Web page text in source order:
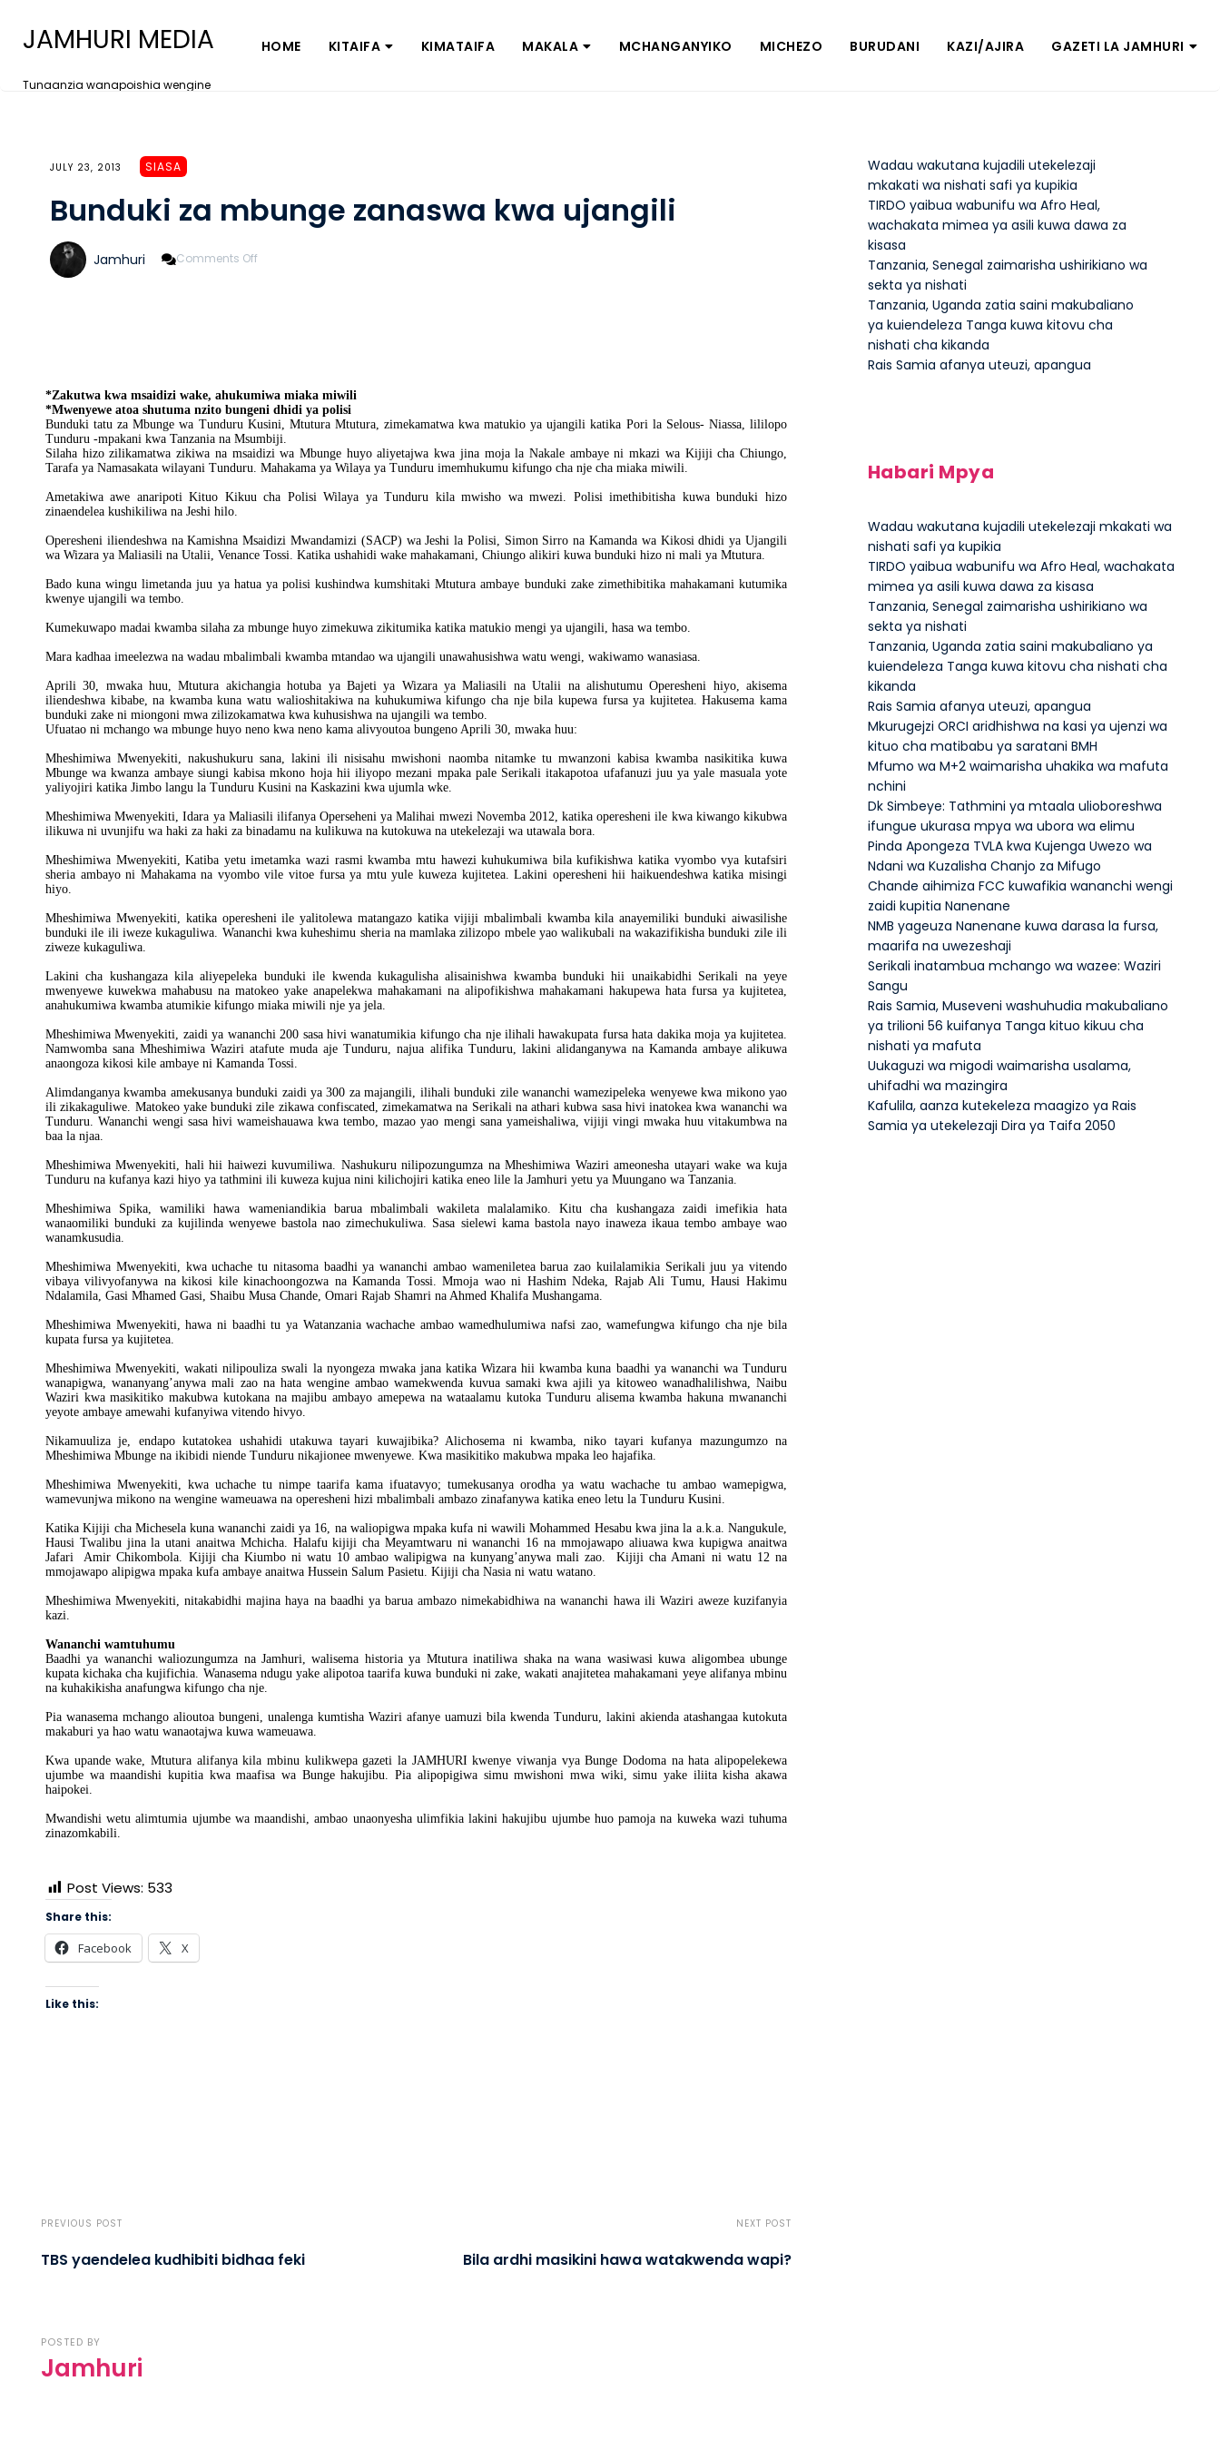
JAMHURI MEDIA
Tunaanzia wanapoishia wengine
HOME KITAIFA KIMATAIFA MAKALA MCHANGANYIKO MICHEZO BURUDANI KAZI/AJIRA GAZETI LA JAMHURI
JULY 23, 2013 SIASA
Bunduki za mbunge zanaswa kwa ujangili
Jamhuri Comments Off
*Zakutwa kwa msaidizi wake, ahukumiwa miaka miwili
*Mwenyewe atoa shutuma nzito bungeni dhidi ya polisi
Bunduki tatu za Mbunge wa Tunduru Kusini, Mtutura Mtutura, zimekamatwa kwa matukio ya ujangili katika Pori la Selous- Niassa, lililopo
Tunduru -mpakani kwa Tanzania na Msumbiji.
Silaha hizo zilikamatwa zikiwa na msaidizi wa Mbunge huyo aliyetajwa kwa jina moja la Nakale ambaye ni mkazi wa Kijiji cha Chiungo,
Tarafa ya Namasakata wilayani Tunduru. Mahakama ya Wilaya ya Tunduru imemhukumu kifungo cha nje cha miaka miwili.
Ametakiwa awe anaripoti Kituo Kikuu cha Polisi Wilaya ya Tunduru kila mwisho wa mwezi. Polisi imethibitisha kuwa bunduki hizo
zinaendelea kushikiliwa na Jeshi hilo.
Operesheni iliendeshwa na Kamishna Msaidizi Mwandamizi (SACP) wa Jeshi la Polisi, Simon Sirro na Kamanda wa Kikosi dhidi ya Ujangili
wa Wizara ya Maliasili na Utalii, Venance Tossi. Katika ushahidi wake mahakamani, Chiungo alikiri kuwa bunduki hizo ni mali ya Mtutura.
Bado kuna wingu limetanda juu ya hatua ya polisi kushindwa kumshitaki Mtutura ambaye bunduki zake zimethibitika mahakamani kutumika
kwenye ujangili wa tembo.
Kumekuwapo madai kwamba silaha za mbunge huyo zimekuwa zikitumika katika matukio mengi ya ujangili, hasa wa tembo.
Mara kadhaa imeelezwa na wadau mbalimbali kwamba mtandao wa ujangili unawahusishwa watu wengi, wakiwamo wanasiasa.
Aprili 30, mwaka huu, Mtutura akichangia hotuba ya Bajeti ya Wizara ya Maliasili na Utalii na alishutumu Operesheni hiyo, akisema
iliendeshwa kibabe, na kwamba kuna watu walioshitakiwa na kuhukumiwa kifungo cha nje bila kupewa fursa ya kujitetea. Hakusema kama
bunduki zake ni miongoni mwa zilizokamatwa kwa kuhusishwa na ujangili wa tembo.
Ufuatao ni mchango wa mbunge huyo neno kwa neno kama alivyoutoa bungeno Aprili 30, mwaka huu:
Mheshimiwa Mwenyekiti, nakushukuru sana, lakini ili nisisahu mwishoni naomba nitamke tu mwanzoni kabisa kwamba nasikitika kuwa
Mbunge wa kwanza ambaye siungi kabisa mkono hoja hii iliyopo mezani mpaka pale Serikali itakapotoa ufafanuzi juu ya yale masuala yote
yaliyojiri katika Jimbo langu la Tunduru Kusini na Kaskazini kwa ujumla wke.
Mheshimiwa Mwenyekiti, Idara ya Maliasili ilifanya Operseheni ya Malihai mwezi Novemba 2012, katika operesheni ile kwa kiwango kikubwa
ilikuwa ni uvunjifu wa haki za haki za binadamu na kulikuwa na kutokuwa na utekelezaji wa utawala bora.
Mheshimiwa Mwenyekiti, Katiba yetu imetamka wazi rasmi kwamba mtu hawezi kuhukumiwa bila kufikishwa katika vyombo vya kutafsiri
sheria ambayo ni Mahakama na vyombo vile vitoe fursa ya mtu yule kuweza kujitetea. Lakini operesheni hii haikuendeshwa katika misingi
hiyo.
Mheshimiwa Mwenyekiti, katika operesheni ile yalitolewa matangazo katika vijiji mbalimbali kwamba kila anayemiliki bunduki aiwasilishe
bunduki ile ili iweze kukaguliwa. Wananchi kwa kuheshimu sheria na mamlaka zilizopo mbele yao walikubali na wakazifikisha bunduki zile ili
ziweze kukaguliwa.
Lakini cha kushangaza kila aliyepeleka bunduki ile kwenda kukagulisha alisainishwa kwamba bunduki hii unaikabidhi Serikali na yeye
mwenyewe kuwekwa mahabusu na matokeo yake anapelekwa mahakamani na alipofikishwa mahakamani hakupewa hata fursa ya kujitetea,
anahukumiwa kwamba atumikie kifungo miaka miwili nje ya jela.
Mheshimiwa Mwenyekiti, zaidi ya wananchi 200 sasa hivi wanatumikia kifungo cha nje ilihali hawakupata fursa hata dakika moja ya kujitetea.
Namwomba sana Mheshimiwa Waziri atafute muda aje Tunduru, najua alifika Tunduru, lakini alidanganywa na Kamanda ambaye alikuwa
anaongoza kikosi kile ambaye ni Kamanda Tossi.
Alimdanganya kwamba amekusanya bunduki zaidi ya 300 za majangili, ilihali bunduki zile wananchi wamezipeleka wenyewe kwa mikono yao
ili zikakaguliwe. Matokeo yake bunduki zile zikawa confiscated, zimekamatwa na Serikali na athari kubwa sasa hivi inatokea kwa wananchi wa
Tunduru. Wananchi wengi sasa hivi wameishauawa kwa tembo, mazao yao mengi sana yameishaliwa, vijiji vingi mwaka huu vitakumbwa na
baa la njaa.
Mheshimiwa Mwenyekiti, hali hii haiwezi kuvumiliwa. Nashukuru nilipozungumza na Mheshimiwa Waziri ameonesha utayari wake wa kuja
Tunduru na kufanya kazi hiyo ya tathmini ili kuweza kujua nini kilichojiri katika eneo lile la Jamhuri yetu ya Muungano wa Tanzania.
Mheshimiwa Spika, wamiliki hawa wameniandikia barua mbalimbali wakileta malalamiko. Kitu cha kushangaza zaidi imefikia hata
wanaomiliki bunduki za kujilinda wenyewe bastola nao zimechukuliwa. Sasa sielewi kama bastola nayo inaweza ikaua tembo ambaye wao
wanamkusudia.
Mheshimiwa Mwenyekiti, kwa uchache tu nitasoma baadhi ya wananchi ambao wameniletea barua zao kuilalamikia Serikali juu ya vitendo
vibaya vilivyofanywa na kikosi kile kinachoongozwa na Kamanda Tossi. Mmoja wao ni Hashim Ndeka, Rajab Ali Tumu, Hausi Hakimu
Ndalamila, Gasi Mhamed Gasi, Shaibu Musa Chande, Omari Rajab Shamri na Ahmed Khalifa Mushangama.
Mheshimiwa Mwenyekiti, hawa ni baadhi tu ya Watanzania wachache ambao wamedhulumiwa nafsi zao, wamefungwa kifungo cha nje bila
kupata fursa ya kujitetea.
Mheshimiwa Mwenyekiti, wakati nilipouliza swali la nyongeza mwaka jana katika Wizara hii kwamba kuna baadhi ya wananchi wa Tunduru
wanapigwa, wananyang’anywa mali zao na hata wengine ambao wamekwenda kuvua samaki kwa ajili ya kitoweo wanadhalilishwa, Naibu
Waziri kwa masikitiko makubwa kutokana na majibu ambayo amepewa na wataalamu kutoka Tunduru alisema kwamba hakuna mwananchi
yeyote ambaye amewahi kufanyiwa vitendo hivyo.
Nikamuuliza je, endapo kutatokea ushahidi utakuwa tayari kuwajibika? Alichosema ni kwamba, niko tayari kufanya mazungumzo na
Mheshimiwa Mbunge na ikibidi niende Tunduru nikajionee mwenyewe. Kwa masikitiko makubwa mpaka leo hajafika.
Mheshimiwa Mwenyekiti, kwa uchache tu nimpe taarifa kama ifuatavyo; tumekusanya orodha ya watu wachache tu ambao wamepigwa,
wamevunjwa mikono na wengine wameuawa na operesheni hizi mbalimbali ambazo zinafanywa katika eneo letu la Tunduru Kusini.
Katika Kijiji cha Michesela kuna wananchi zaidi ya 16, na waliopigwa mpaka kufa ni wawili Mohammed Hesabu kwa jina la a.k.a. Nangukule,
Hausi Twalibu jina la utani anaitwa Mchicha. Halafu kijiji cha Meyamtwaru ni wananchi 16 na mmojawapo aliuawa kwa kupigwa anaitwa
Jafari Amir Chikombola. Kijiji cha Kiumbo ni watu 10 ambao walipigwa na kunyang’anywa mali zao. Kijiji cha Amani ni watu 12 na
mmojawapo alipigwa mpaka kufa ambaye anaitwa Hussein Salum Pasietu. Kijiji cha Nasia ni watu watano.
Mheshimiwa Mwenyekiti, nitakabidhi majina haya na baadhi ya barua ambazo nimekabidhiwa na wananchi hawa ili Waziri aweze kuzifanyia
kazi.
Wananchi wamtuhumu
Baadhi ya wananchi waliozungumza na Jamhuri, walisema historia ya Mtutura inatiliwa shaka na wana wasiwasi kuwa aligombea ubunge
kupata kichaka cha kujifichia. Wanasema ndugu yake alipotoa taarifa kuwa bunduki ni zake, wakati anajitetea mahakamani yeye alifanya mbinu
na kuhakikisha anafungwa kifungo cha nje.
Pia wanasema mchango alioutoa bungeni, unalenga kumtisha Waziri afanye uamuzi bila kwenda Tunduru, lakini akienda atashangaa kutokuta
makaburi ya hao watu wanaotajwa kuwa wameuawa.
Kwa upande wake, Mtutura alifanya kila mbinu kulikwepa gazeti la JAMHURI kwenye viwanja vya Bunge Dodoma na hata alipopelekewa
ujumbe wa maandishi kupitia kwa maafisa wa Bunge hakujibu. Pia alipopigiwa simu mwishoni mwa wiki, simu yake iliita kisha akawa
haipokei.
Mwandishi wetu alimtumia ujumbe wa maandishi, ambao unaonyesha ulimfikia lakini hakujibu ujumbe huo pamoja na kuweka wazi tuhuma
zinazomkabili.
Post Views: 533
Share this:
Facebook X
Like this:
PREVIOUS POST
TBS yaendelea kudhibiti bidhaa feki
NEXT POST
Bila ardhi masikini hawa watakwenda wapi?
POSTED BY
Jamhuri
Wadau wakutana kujadili utekelezaji
mkakati wa nishati safi ya kupikia
TIRDO yaibua wabunifu wa Afro Heal,
wachakata mimea ya asili kuwa dawa za
kisasa
Tanzania, Senegal zaimarisha ushirikiano wa
sekta ya nishati
Tanzania, Uganda zatia saini makubaliano
ya kuiendeleza Tanga kuwa kitovu cha
nishati cha kikanda
Rais Samia afanya uteuzi, apangua
Habari Mpya
Wadau wakutana kujadili utekelezaji mkakati wa
nishati safi ya kupikia
TIRDO yaibua wabunifu wa Afro Heal, wachakata
mimea ya asili kuwa dawa za kisasa
Tanzania, Senegal zaimarisha ushirikiano wa
sekta ya nishati
Tanzania, Uganda zatia saini makubaliano ya
kuiendeleza Tanga kuwa kitovu cha nishati cha
kikanda
Rais Samia afanya uteuzi, apangua
Mkurugejzi ORCI aridhishwa na kasi ya ujenzi wa
kituo cha matibabu ya saratani BMH
Mfumo wa M+2 waimarisha uhakika wa mafuta
nchini
Dk Simbeye: Tathmini ya mtaala ulioboreshwa
ifungue ukurasa mpya wa ubora wa elimu
Pinda Apongeza TVLA kwa Kujenga Uwezo wa
Ndani wa Kuzalisha Chanjo za Mifugo
Chande aihimiza FCC kuwafikia wananchi wengi
zaidi kupitia Nanenane
NMB yageuza Nanenane kuwa darasa la fursa,
maarifa na uwezeshaji
Serikali inatambua mchango wa wazee: Waziri
Sangu
Rais Samia, Museveni washuhudia makubaliano
ya trilioni 56 kuifanya Tanga kituo kikuu cha
nishati ya mafuta
Uukaguzi wa migodi waimarisha usalama,
uhifadhi wa mazingira
Kafulila, aanza kutekeleza maagizo ya Rais
Samia ya utekelezaji Dira ya Taifa 2050